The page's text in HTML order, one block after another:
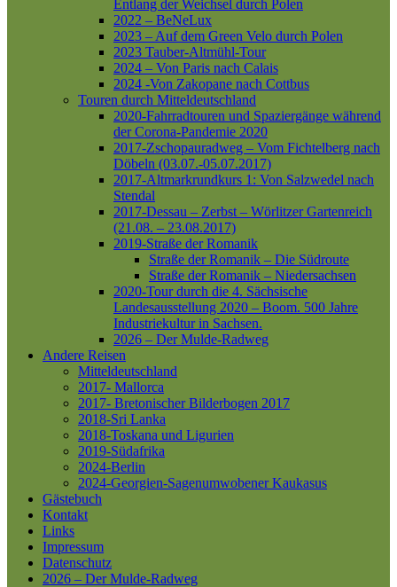
Entlang der Weichsel durch Polen
2022 – BeNeLux
2023 – Auf dem Green Velo durch Polen
2023 Tauber-Altmühl-Tour
2024 – Von Paris nach Calais
2024 -Von Zakopane nach Cottbus
Touren durch Mitteldeutschland
2020-Fahrradtouren und Spaziergänge während
der Corona-Pandemie 2020
2017-Zschopauradweg – Vom Fichtelberg nach
Döbeln (03.07.-05.07.2017)
2017-Altmarkrundkurs 1: Von Salzwedel nach
Stendal
2017-Dessau – Zerbst – Wörlitzer Gartenreich
(21.08. – 23.08.2017)
2019-Straße der Romanik
Straße der Romanik – Die Südroute
Straße der Romanik – Niedersachsen
2020-Tour durch die 4. Sächsische
Landesausstellung 2020 – Boom. 500 Jahre
Industriekultur in Sachsen.
2026 – Der Mulde-Radweg
Andere Reisen
Mitteldeutschland
2017- Mallorca
2017- Bretonischer Bilderbogen 2017
2018-Sri Lanka
2018-Toskana und Ligurien
2019-Südafrika
2024-Berlin
2024-Georgien-Sagenumwobener Kaukasus
Gästebuch
Kontakt
Links
Impressum
Datenschutz
2026 – Der Mulde-Radweg